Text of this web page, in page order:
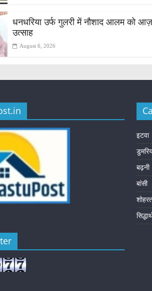
धनधरिया उर्फ गुलरी में नौशाद आलम को
उत्साह
August 6, 2026
इटवा
बढ़नी
बांसी